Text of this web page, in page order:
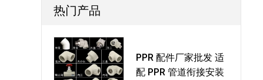
热门产品
PPR 配件厂家批发 适
配 PPR 管道衔接安装